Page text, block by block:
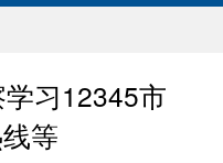
习12345市
等